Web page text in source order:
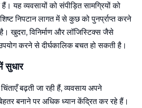
यह व्यवसायों को संपीड़ित सामग्रियों को
निपटान लागत में से कुछ को पुनर्प्राप्त करने
खुदरा, विनिर्माण और लॉजिस्टिक्स जैसे
करने से दीर्घकालिक बचत हो सकती है।
सुधार
बढ़ती जा रही हैं, व्यवसाय अपने
बनाने पर अधिक ध्यान केंद्रित कर रहे हैं।